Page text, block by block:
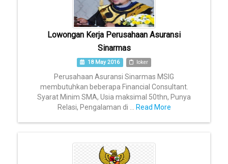
Lowongan Kerja Perusahaan Asuransi
Sinarmas
18 May 2016 loker
Perusahaan Asuransi Sinarmas MSIG
membutuhkan beberapa Financial Consultant.
Syarat Minim SMA, Usia maksimal 50thn, Punya
Relasi, Pengalaman di ...
Read More